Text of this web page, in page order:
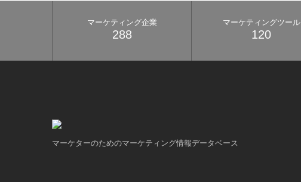
マーケティング企業
288
マーケティングツール
120
マーケターのためのマーケティング情報データベース